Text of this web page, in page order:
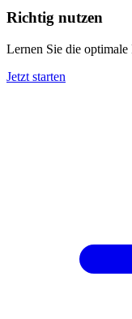
Richtig nutzen
Lernen Sie die
Jetzt starten